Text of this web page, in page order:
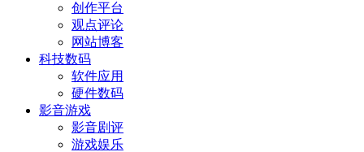
创作平台
观点评论
网站博客
科技数码
软件应用
硬件数码
影音游戏
影音剧评
游戏娱乐